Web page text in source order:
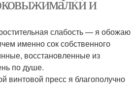
слабость — я обожаю
именно сок собственного
восстановленные из
по душе.
винтовой пресс я благополучно